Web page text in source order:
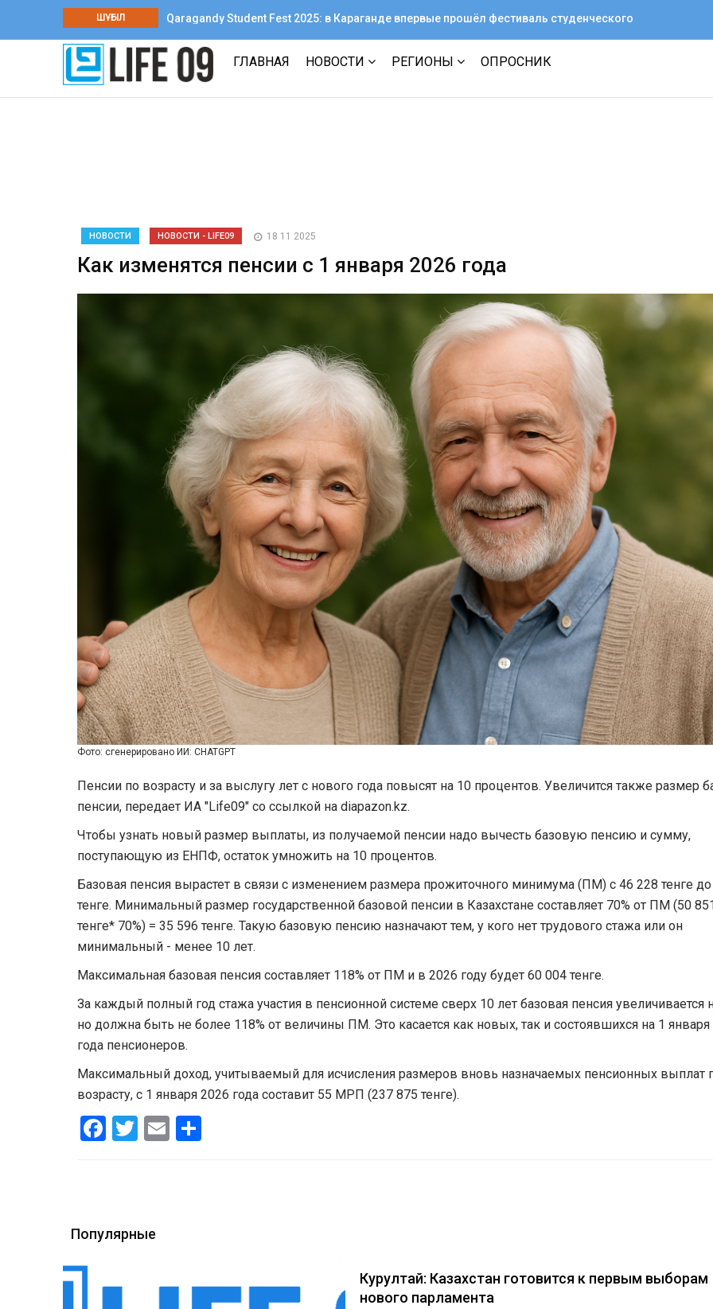
ШҰҒЫЛ
Qaragandy Student Fest 2025: в Караганде впервые прошёл фестиваль студенческого
творчества среди колледжей
ГЛАВНАЯ НОВОСТИ РЕГИОНЫ ОПРОСНИК
НОВОСТИ НОВОСТИ - LIFE09 18 11 2025
Как изменятся пенсии с 1 января 2026 года
Фото: сгенерировано ИИ: CHATGPT
Пенсии по возрасту и за выслугу лет с нового года повысят на 10 процентов. Увеличится также размер
пенсии, передает ИА "Life09" со ссылкой на diapazon.kz.
Чтобы узнать новый размер выплаты, из получаемой пенсии надо вычесть базовую пенсию и сумму,
поступающую из ЕНПФ, остаток умножить на 10 процентов.
Базовая пенсия вырастет в связи с изменением размера прожиточного минимума (ПМ) с 46 228 тенге до
тенге. Минимальный размер государственной базовой пенсии в Казахстане составляет 70% от ПМ (50
тенге* 70%) = 35 596 тенге. Такую базовую пенсию назначают тем, у кого нет трудового стажа или он
минимальный - менее 10 лет.
Максимальная базовая пенсия составляет 118% от ПМ и в 2026 году будет 60 004 тенге.
За каждый полный год стажа участия в пенсионной системе сверх 10 лет базовая пенсия увеличивается
но должна быть не более 118% от величины ПМ. Это касается как новых, так и состоявшихся на 1 января
года пенсионеров.
Максимальный доход, учитываемый для исчисления размеров вновь назначаемых пенсионных выплат
возрасту, с 1 января 2026 года составит 55 МРП (237 875 тенге).
Facebook
Twitter
Email
Популярные
Курултай: Казахстан готовится к первым выборам
нового парламента